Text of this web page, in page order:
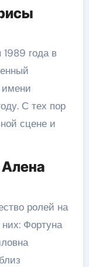
года в
имени
С тех пор
сцене и
ролей на
Фортуна